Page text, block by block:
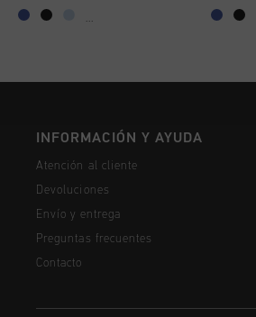
...
INFORMACIÓN Y AYUDA
Atención al cliente
Devoluciones
Envío y entrega
Preguntas frecuentes
Contacto